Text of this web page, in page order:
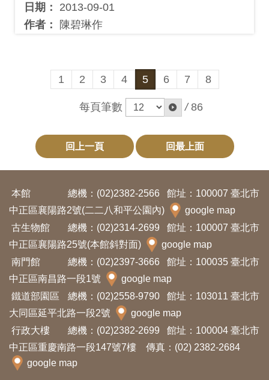
日期：
2013-09-01
作者：
陳碧琳作
1 2 3 4 5 6 7 8
每頁筆數 / 86
回上一頁 回最上面
本館 總機：(02)2382-2566
館址：100007 臺北市
中正區襄陽路2號(二二八和平公園內)
google map
古生物館
總機：(02)2314-2699
館址：100007 臺北市
中正區襄陽路25號(本館斜對面)
google map
南門館
總機：(02)2397-3666
館址：100035 臺北市
中正區南昌路一段1號
google map
鐵道部園區
總機：(02)2558-9790
館址：103011 臺北市
大同區延平北路一段2號
google map
行政大樓
總機：(02)2382-2699
館址：100004 臺北市
中正區重慶南路一段147號7樓 傳真：(02) 2382-2684
google map